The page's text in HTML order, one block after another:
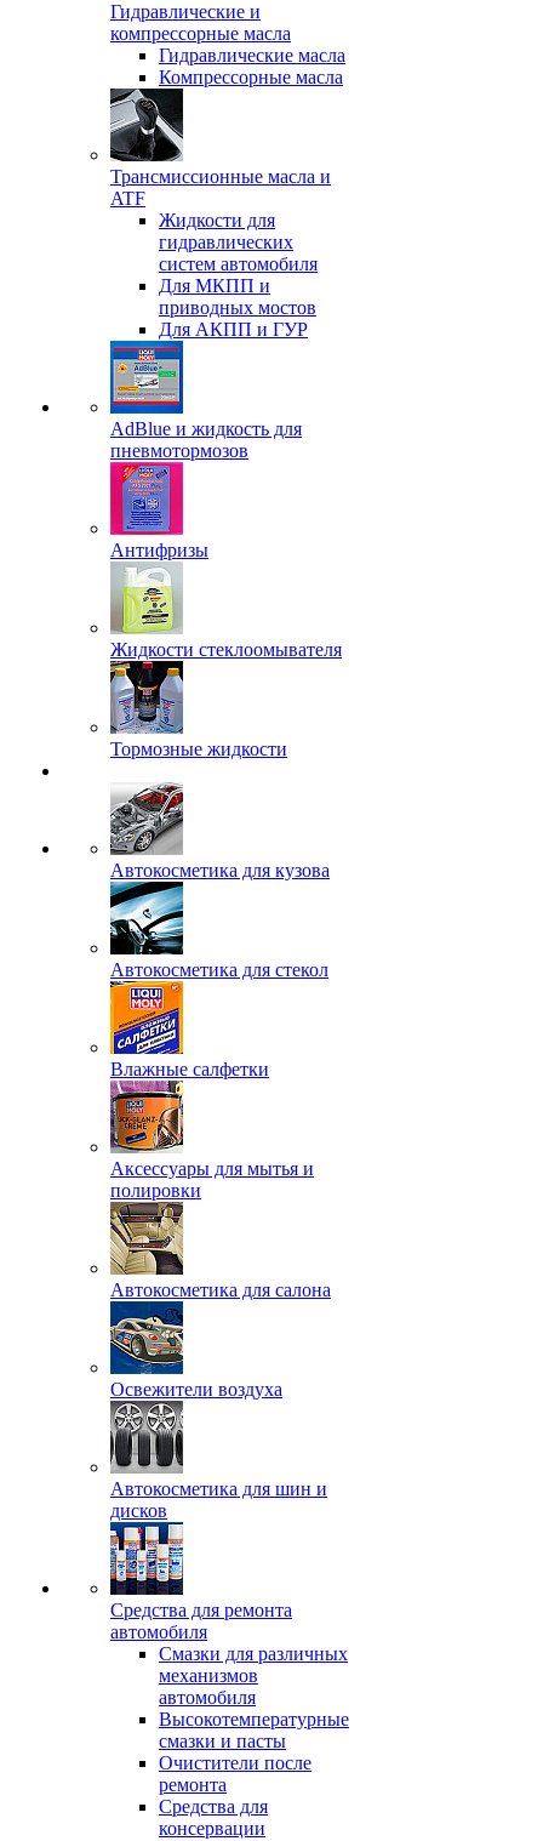
Гидравлические и
компрессорные масла
Гидравлические масла
Компрессорные масла
Трансмиссионные масла и
ATF
Жидкости для
гидравлических
систем автомобиля
Для МКПП и
приводных мостов
Для АКПП и ГУР
AdBlue и жидкость для
пневмотормозов
Антифризы
Жидкости стеклоомывателя
Тормозные жидкости
Автокосметика для кузова
Автокосметика для стекол
Влажные салфетки
Аксессуары для мытья и
полировки
Автокосметика для салона
Освежители воздуха
Автокосметика для шин и
дисков
Средства для ремонта
автомобиля
Смазки для различных
механизмов
автомобиля
Высокотемпературные
смазки и пасты
Очистители после
ремонта
Средства для
консервации